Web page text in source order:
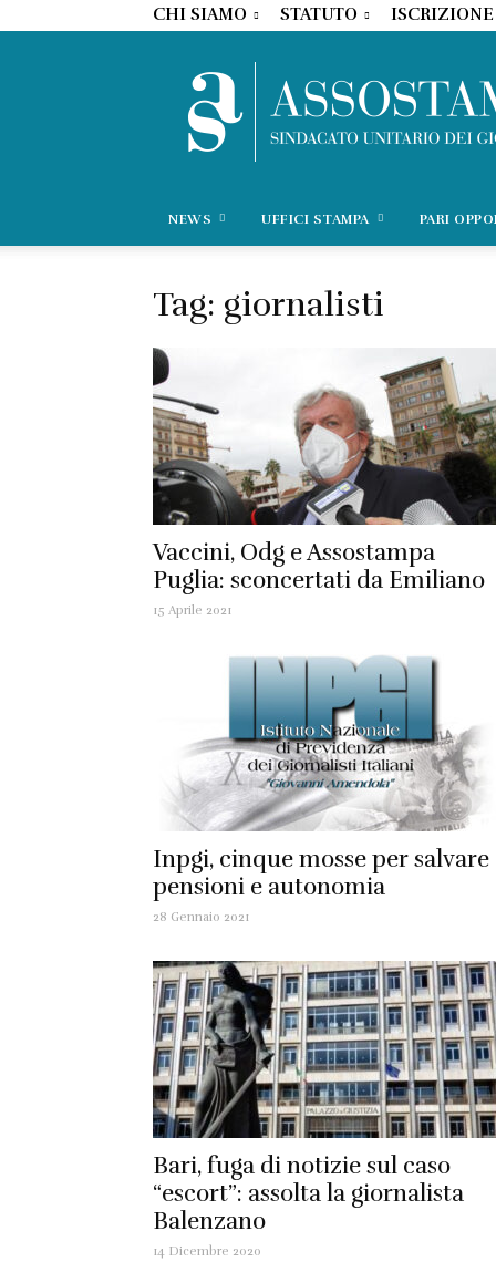
CHI SIAMO STATUTO ISCRIZIONE
NEWS UFFICI STAMPA PARI
Tag: giornalisti
Vaccini, Odg e Assostampa
Puglia: sconcertati da Emiliano
15 Aprile 2021
Inpgi, cinque mosse per salvare
pensioni e autonomia
28 Gennaio 2021
Bari, fuga di notizie sul caso
“escort”: assolta la giornalista
Balenzano
14 Dicembre 2020